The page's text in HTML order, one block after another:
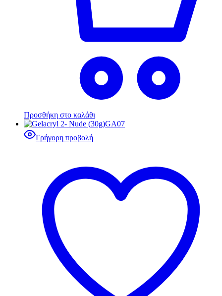
Προσθήκη στο καλάθι
Γρήγορη προβολή